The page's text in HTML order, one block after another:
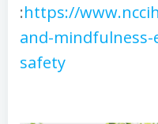
:https://
and-mindfulness-
safety